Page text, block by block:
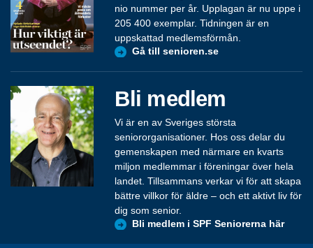
nio nummer per år. Upplagan är nu uppe i
205 400 exemplar. Tidningen är en
uppskattad medlemsförmån.
Gå till senioren.se
Bli medlem
Vi är en av Sveriges största
seniororganisationer. Hos oss delar du
gemenskapen med närmare en kvarts
miljon medlemmar i föreningar över hela
landet. Tillsammans verkar vi för att skapa
bättre villkor för äldre – och ett aktivt liv för
dig som senior.
Bli medlem i SPF Seniorerna här